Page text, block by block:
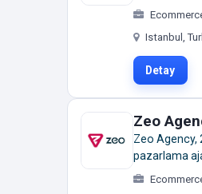
Istanbul,
Detay
Zeo
Zeo Agency,
pazarlama